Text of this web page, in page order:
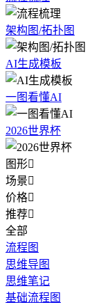
架构图/拓扑图
AI生成模板
一图看懂AI
2026世界杯
图形
场景
价格
推荐
全部
流程图
思维导图
思维笔记
基础流程图